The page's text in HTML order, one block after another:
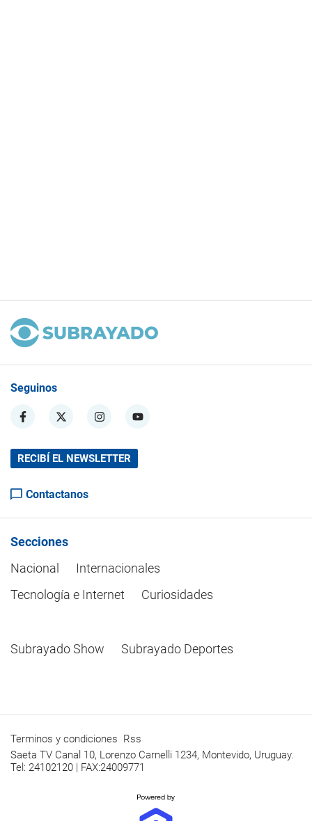
Seguinos
RECIBÍ EL NEWSLETTER
Contactanos
Secciones
Nacional
Internacionales
Tecnología e Internet
Curiosidades
Subrayado Show Subrayado Deportes
Terminos y condiciones Rss
Saeta TV Canal 10, Lorenzo Carnelli 1234, Montevido, Uruguay.
Tel: 24102120 | FAX:24009771